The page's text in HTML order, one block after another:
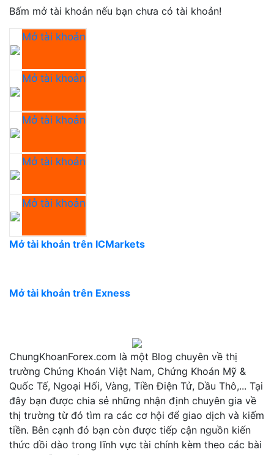
Bấm mở tài khoản nếu bạn chưa có tài khoản!
Mở tài khoản
Mở tài khoản
Mở tài khoản
Mở tài khoản
Mở tài khoản
Mở tài khoản trên ICMarkets
Mở tài khoản trên Exness
ChungKhoanForex.com là một Blog chuyên về thị
trường Chứng Khoán Việt Nam, Chứng Khoán Mỹ &
Quốc Tế, Ngoại Hối, Vàng, Tiền Điện Tử, Dầu Thô,... Tại
đây bạn được chia sẻ những nhận định chuyên gia về
thị trường từ đó tìm ra các cơ hội để giao dịch và kiếm
tiền. Bên cạnh đó bạn còn được tiếp cận nguồn kiến
thức dồi dào trong lĩnh vực tài chính kèm theo các bài